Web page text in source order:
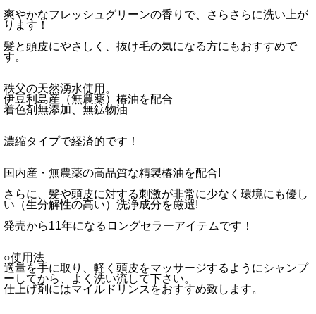
爽やかなフレッシュグリーンの香りで、さらさらに洗い上が
ります！
髪と頭皮にやさしく、抜け毛の気になる方にもおすすめで
す。
秩父の天然湧水使用。
伊豆利島産（無農薬）椿油を配合
着色剤無添加、無鉱物油
濃縮タイプで経済的です！
国内産・無農薬の高品質な精製椿油を配合!
さらに、髪や頭皮に対する刺激が非常に少なく環境にも優し
い（生分解性の高い）洗浄成分を厳選!
発売から11年になるロングセラーアイテムです！
○使用法
適量を手に取り、軽く頭皮をマッサージするようにシャンプ
ーしてから、よく洗い流して下さい。
仕上げ剤にはマイルドリンスをおすすめ致します。